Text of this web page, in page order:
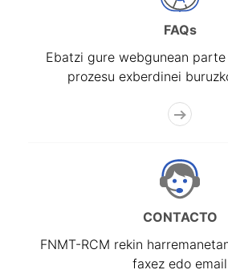
FAQs
Ebatzi gure webgunean
prozesu exberdinei
CONTACTO
FNMT-RCM rekin
faxez edo email